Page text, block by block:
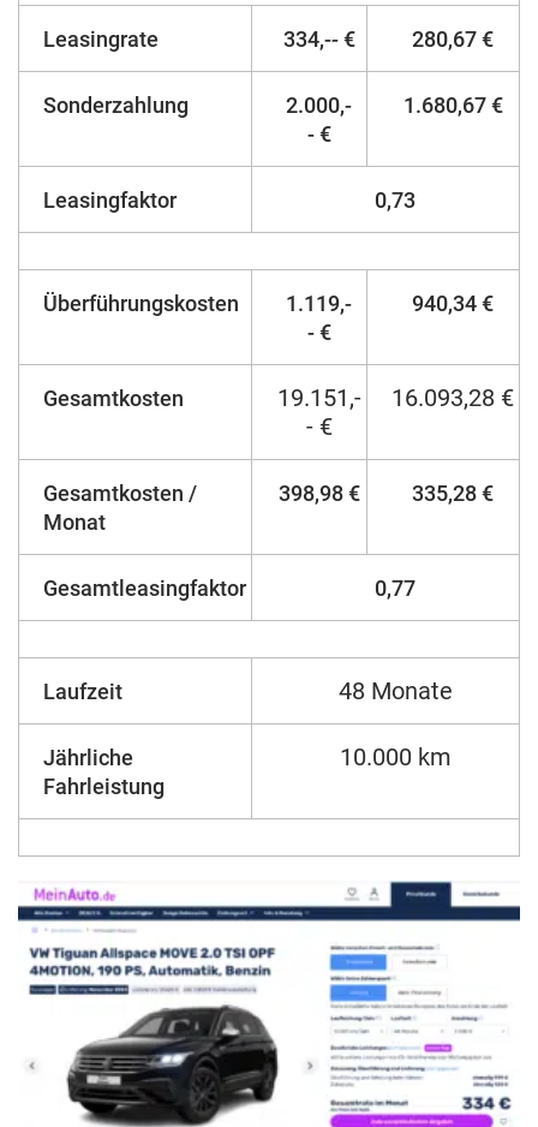
Leasingrate 334,-- € 280,67 €
Sonderzahlung
2.000,-
- €
1.680,67 €
Leasingfaktor 0,73
Überführungskosten
1.119,-
- €
940,34 €
Gesamtkosten
19.151,-
- €
16.093,28 €
Gesamtkosten /
Monat
398,98 € 335,28 €
Gesamtleasingfaktor 0,77
Laufzeit 48 Monate
Jährliche
Fahrleistung
10.000 km